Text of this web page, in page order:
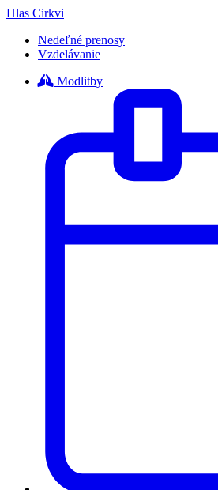
Hlas Cirkvi
Nedeľné prenosy
Vzdelávanie
Modlitby